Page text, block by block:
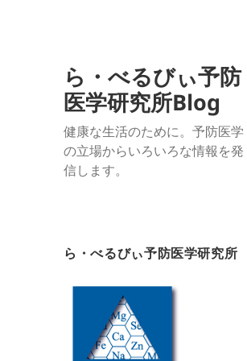
ら・べるびぃ予防
医学研究所Blog
健康な生活のために。予防医学
の立場からいろいろな情報を発
信します。
ら・べるびぃ予防医学研究所